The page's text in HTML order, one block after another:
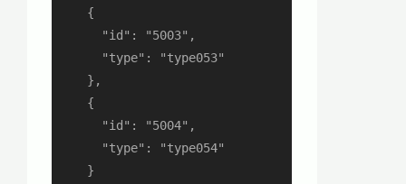
    {
      "id": "5003",
      "type": "type053"
    },
    {
      "id": "5004",
      "type": "type054"
    }